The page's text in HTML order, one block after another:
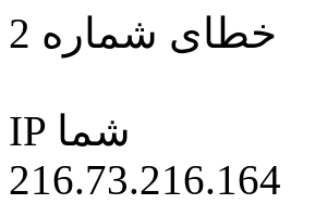
خطای شماره 2
IP شما
216.73.216.164